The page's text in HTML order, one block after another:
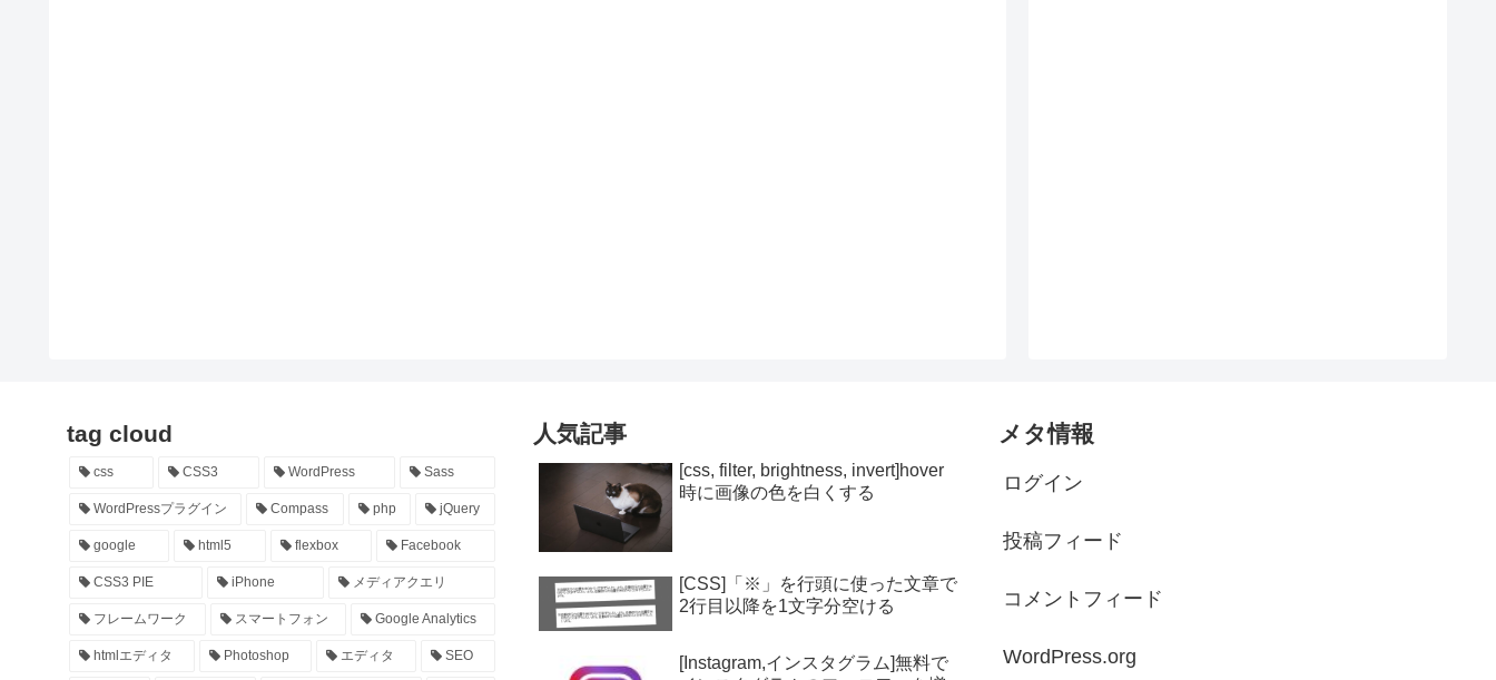
tag cloud
css CSS3 WordPress Sass
WordPressプラグイン Compass php jQuery
google html5 flexbox Facebook
CSS3 PIE iPhone メディアクエリ
フレームワーク スマートフォン Google Analytics
htmlエディタ Photoshop エディタ SEO
人気記事
[css, filter, brightness, invert]hover
時に画像の色を白くする
[CSS]「※」を行頭に使った文章で
2行目以降を1文字分空ける
[Instagram,インスタグラム]無料で
メタ情報
ログイン
投稿フィード
コメントフィード
WordPress.org